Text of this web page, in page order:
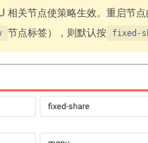
相关节点使策略生效。重启节
节点标签），则默认按 fixed-